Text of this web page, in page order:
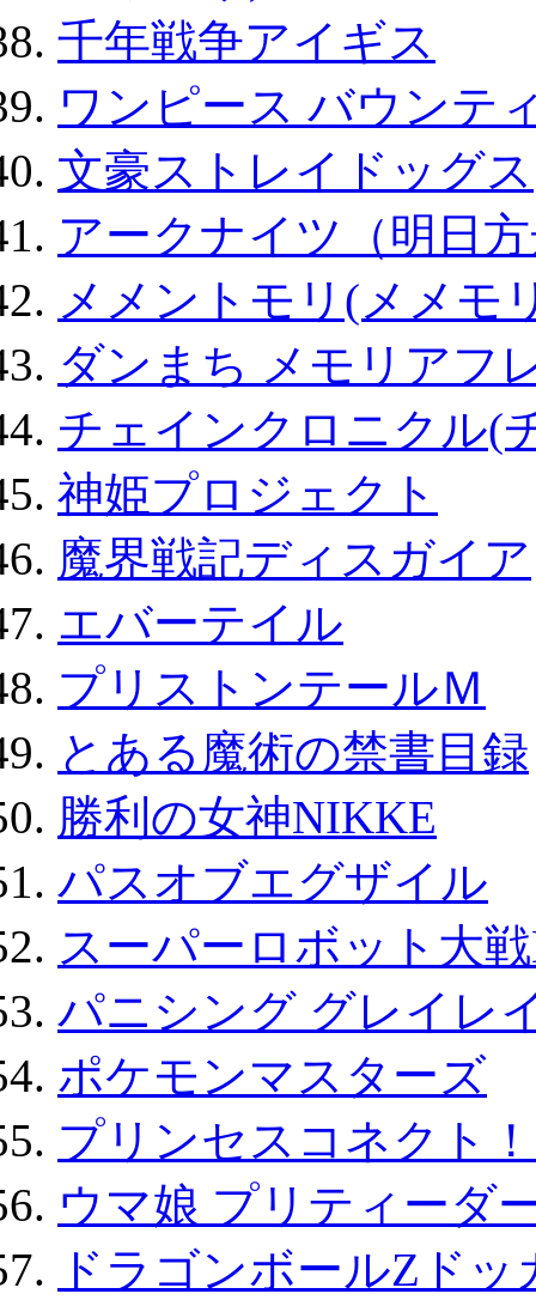
千年戦争アイギス
ワンピース バウンテ
文豪ストレイドッグス
アークナイツ（明日
メメントモリ(メメモ
ダンまち メモリアフ
チェインクロニクル(
神姫プロジェクト
魔界戦記ディスガイア
エバーテイル
プリストンテールＭ
とある魔術の禁書目録
勝利の女神NIKKE
パスオブエグザイル
スーパーロボット大
パニシング グレイレ
ポケモンマスターズ
プリンセスコネクト
ウマ娘 プリティーダ
ドラゴンボールZド